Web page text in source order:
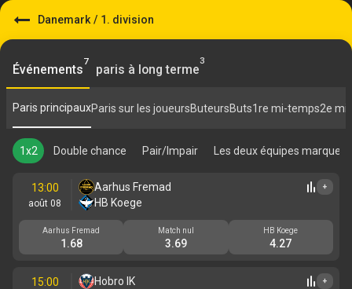
Danemark / 1. division
Événements
7
paris à long terme
3
Paris principauxParis sur les joueursButeursButs1re mi-temps2e
1x2 Double chance Pair/Impair Les deux équipes marquent
13:00
août 08
Aarhus Fremad
HB Koege
+
Aarhus Fremad
1.68
Match nul
3.69
HB Koege
4.27
15:00
Hobro IK
+